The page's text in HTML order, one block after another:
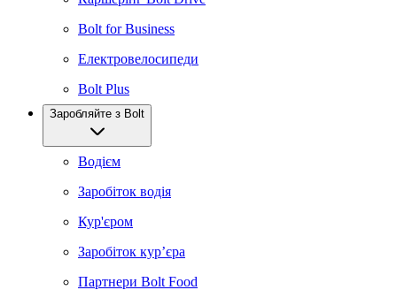
Bolt for Business
Електровелосипеди
Bolt Plus
Заробляйте з Bolt
Водієм
Заробіток водія
Кур'єром
Заробіток курʼєра
Партнери Bolt Food